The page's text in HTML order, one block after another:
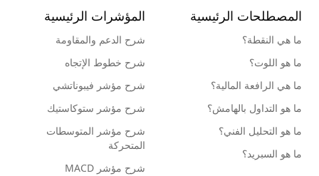
المصطلحات الرئيسية
ما هي النقطة؟
ما هو اللوت؟
ما هي الرافعة المالية؟
ما هو التداول بالهامش؟
ما هو التحليل الفني؟
ما هو السبريد؟
المؤشرات الرئيسية
شرح الدعم والمقاومة
شرح خطوط الإتجاه
شرح مؤشر فيبوناتشي
شرح مؤشر ستوكاستيك
شرح مؤشر المتوسطات
المتحركة
شرح مؤشر MACD